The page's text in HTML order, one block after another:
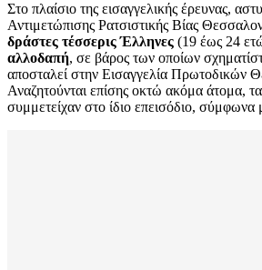
Στο πλαίσιο της εισαγγελικής έρευνας,
Αντιμετώπισης Ρατσιστικής Βίας
δράστες τέσσερις Έλληνες (19 έως 24
αλλοδαπή, σε βάρος των οποίων
αποσταλεί στην Εισαγγελία Πρωτοδικών
Αναζητούνται επίσης οκτώ ακόμα άτομα, τα
συμμετείχαν στο ίδιο επεισόδιο,